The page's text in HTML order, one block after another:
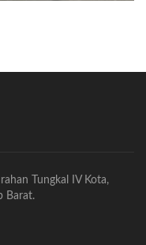
Tungkal IV Kota,
Barat.